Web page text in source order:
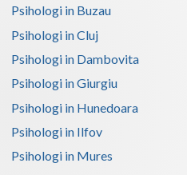
Psihologi in Buzau
Psihologi in Cluj
Psihologi in Dambovita
Psihologi in Giurgiu
Psihologi in Hunedoara
Psihologi in Ilfov
Psihologi in Mures